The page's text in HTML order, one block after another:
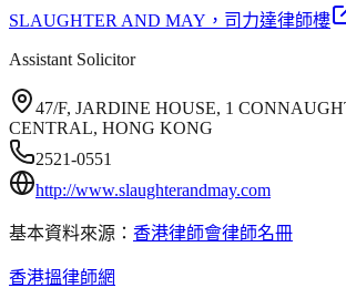
SLAUGHTER AND MAY ，司力達律師樓
Assistant Solicitor
47/F, JARDINE HOUSE, 1
CENTRAL, HONG KONG
2521-0551
http://www.slaughterandmay.com
基本資料來源： 香港律師會律師名冊
香港搵律師網